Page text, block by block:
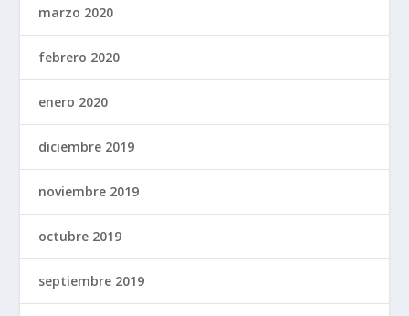
marzo 2020
febrero 2020
enero 2020
diciembre 2019
noviembre 2019
octubre 2019
septiembre 2019